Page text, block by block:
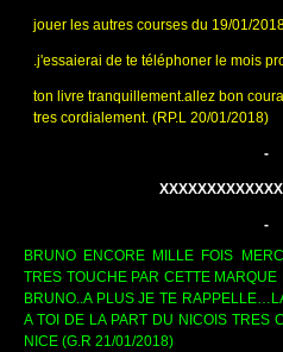
jouer les autres courses du 19/01/
.j'essaierai de te téléphoner le mois
ton livre tranquillement.allez bon
tres cordialement. (RP.L 20/01/2018)
-
-
BRUNO ENCORE MILLE FOIS
TRES TOUCHE PAR CETTE MARQUE
BRUNO..A PLUS JE TE
A TOI DE LA PART DU NICOIS
NICE (G.R 21/01/2018)